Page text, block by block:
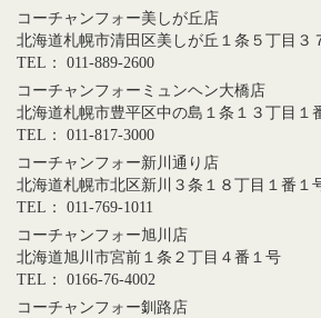
コーチャンフォー美しが丘店
北海道札幌市清田区美しが丘１条５丁目３
TEL： 011-889-2600
コーチャンフォーミュンヘン大橋店
北海道札幌市豊平区中の島１条１３丁目１
TEL： 011-817-3000
コーチャンフォー新川通り店
北海道札幌市北区新川３条１８丁目１番１
TEL： 011-769-1011
コーチャンフォー旭川店
北海道旭川市宮前１条２丁目４番１号
TEL： 0166-76-4002
コーチャンフォー釧路店